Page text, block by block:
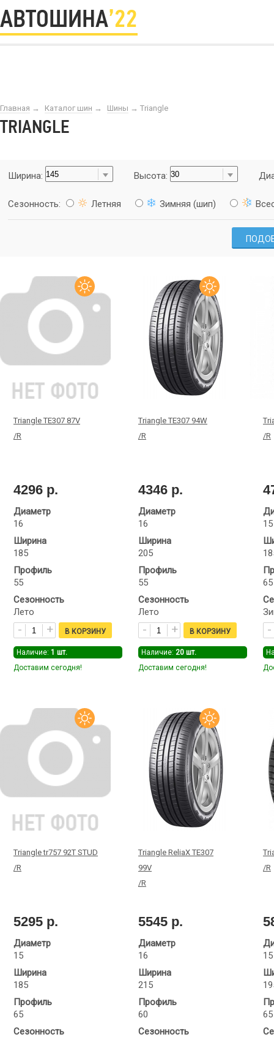
АВТОШИНА’22
Главная → Каталог шин → Шины → Triangle
TRIANGLE
Ширина: Высота:
Сезонность: Летняя Зимняя (шип)
Triangle TE307 87V
/R
4296 р.
Диаметр
16
Ширина
185
Профиль
55
Сезонность
Лето
Наличие: 1 шт.
Доставим сегодня!
Triangle TE307 94W
/R
4346 р.
Диаметр
16
Ширина
205
Профиль
55
Сезонность
Лето
Наличие: 20 шт.
Доставим сегодня!
/R
15
65
Triangle tr757 92T STUD
/R
5295 р.
Диаметр
15
Ширина
185
Профиль
65
Сезонность
Triangle ReliaX TE307
99V
/R
5545 р.
Диаметр
16
Ширина
215
Профиль
60
Сезонность
/R
15
65